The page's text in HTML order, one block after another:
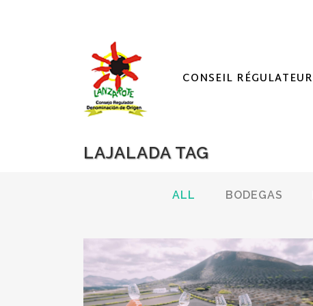
CONSEIL RÉGULATEUR
LAJALADA TAG
ALL BODEGAS